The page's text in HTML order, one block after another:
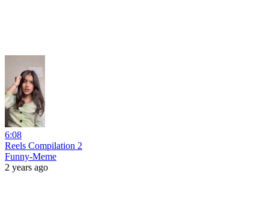
6:08
Reels Compilation 2
Funny-Meme
2 years ago